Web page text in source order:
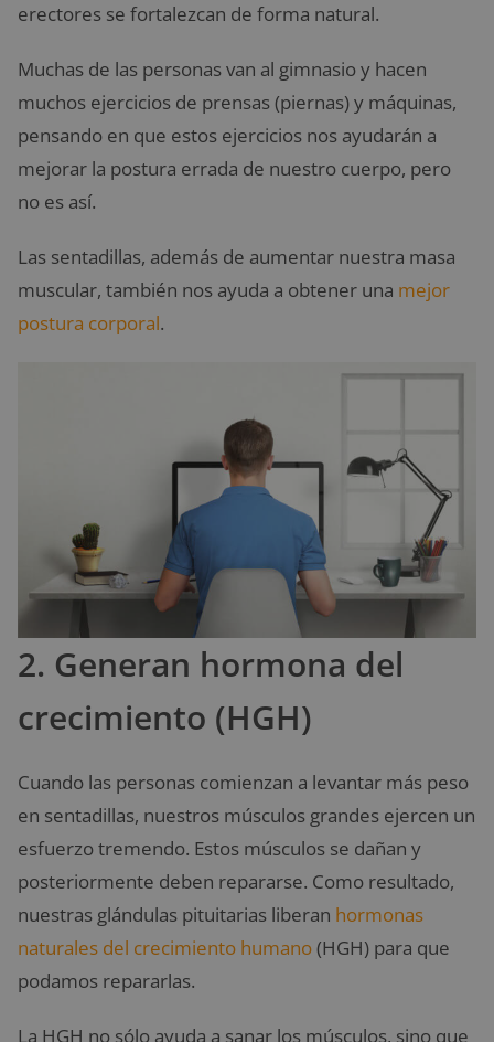
erectores se fortalezcan de forma natural.
Muchas de las personas van al gimnasio y hacen
muchos ejercicios de prensas (piernas) y máquinas,
pensando en que estos ejercicios nos ayudarán a
mejorar la postura errada de nuestro cuerpo, pero
no es así.
Las sentadillas, además de aumentar nuestra masa
muscular, también nos ayuda a obtener una mejor
postura corporal.
2. Generan hormona del
crecimiento (HGH)
Cuando las personas comienzan a levantar más peso
en sentadillas, nuestros músculos grandes ejercen un
esfuerzo tremendo. Estos músculos se dañan y
posteriormente deben repararse. Como resultado,
nuestras glándulas pituitarias liberan hormonas
naturales del crecimiento humano(HGH) para que
podamos repararlas.
La HGH no sólo ayuda a sanar los músculos, sino que